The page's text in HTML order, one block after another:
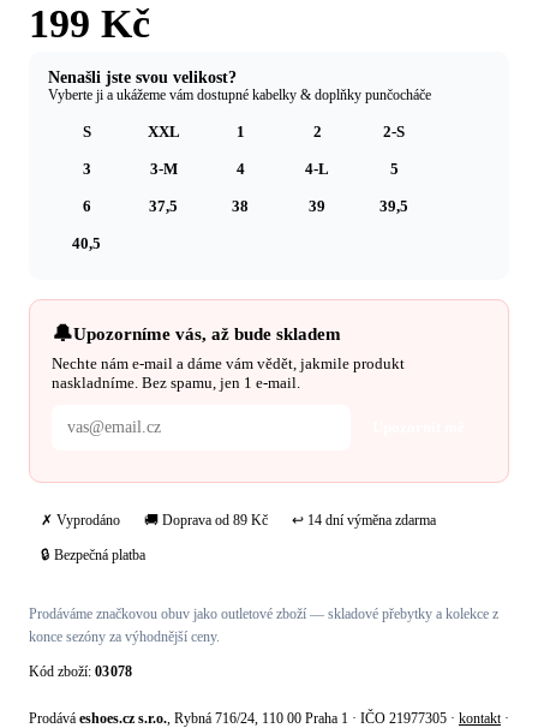
199 Kč
Nenašli jste svou velikost?
Vyberte ji a ukážeme vám dostupné kabelky & doplňky punčocháče
S XXL 1 2 2-S
3 3-M 4 4-L 5
6 37,5 38 39 39,5
40,5
🔔Upozorníme vás, až bude skladem
Nechte nám e-mail a dáme vám vědět, jakmile produkt
naskladníme. Bez spamu, jen 1 e‑mail.
✗ Vyprodáno 🚚 Doprava od 89 Kč ↩ 14 dní výměna zdarma
🔒 Bezpečná platba
Prodáváme značkovou obuv jako outletové zboží — skladové přebytky a kolekce z
konce sezóny za výhodnější ceny.
Kód zboží: 03078
Prodává eshoes.cz s.r.o. , Rybná 716/24, 110 00 Praha 1 · IČO 21977305 · kontakt ·